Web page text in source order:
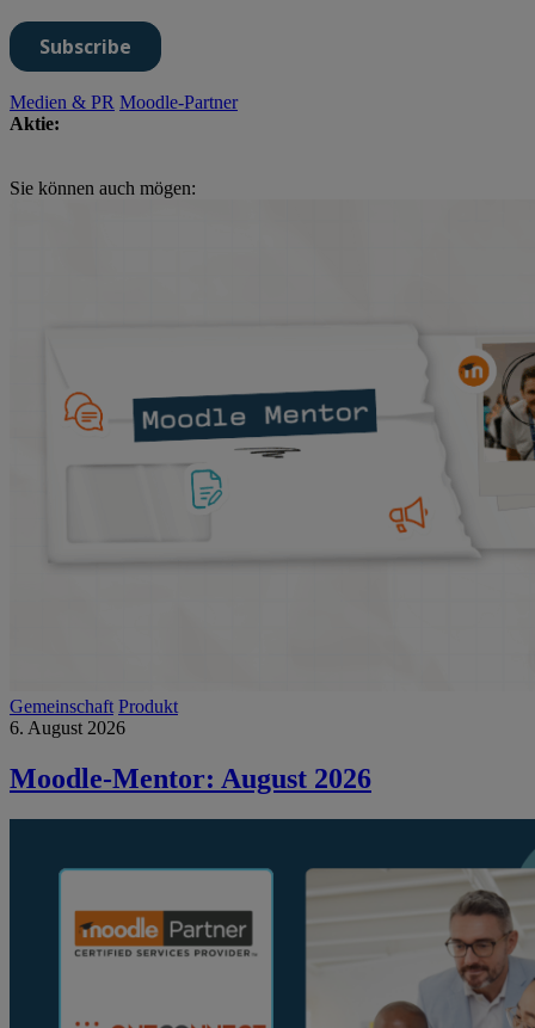
Medien & PR Moodle-Partner
Aktie:
Sie können auch mögen:
Gemeinschaft Produkt
6. August 2026
Moodle-Mentor: August 2026